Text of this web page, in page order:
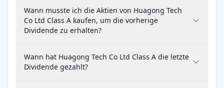
Wann musste ich die Aktien von Huagong Tech
Co Ltd Class A kaufen, um die vorherige
Dividende zu erhalten?
Wann hat Huagong Tech Co Ltd Class A die letzte
Dividende gezahlt?